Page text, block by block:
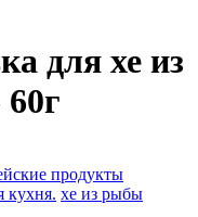
для хе из
продукты
кухня. хе из рыбы